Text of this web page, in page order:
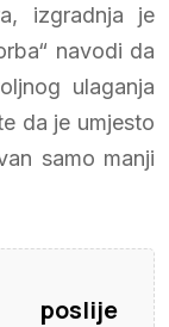
izgradnja je
navodi da
ulaganja
da je umjesto
samo manji
poslije